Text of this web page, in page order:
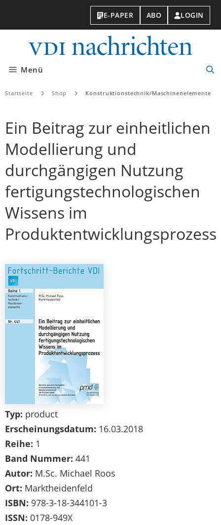
E-PAPER ABO LOGIN
Menü
Startseite Shop Konstruktionstechnik/Maschinenelemente
Ein Beitrag zur einheitlichen
Modellierung und
durchgängigen Nutzung
fertigungstechnologischen
Wissens im
Produktentwicklungsprozess
Typ: product
Erscheinungsdatum: 16.03.2018
Reihe: 1
Band Nummer: 441
Autor: M.Sc. Michael Roos
Ort: Marktheidenfeld
ISBN: 978-3-18-344101-3
ISSN: 0178-949X